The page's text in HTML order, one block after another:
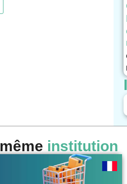
institution